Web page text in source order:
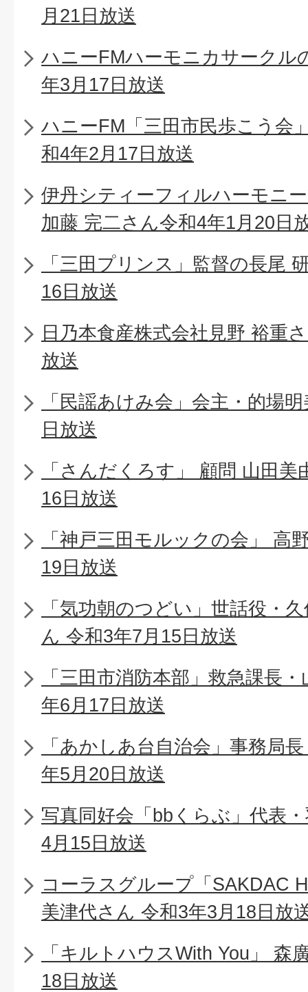
月21日放送
ハニーFMハーモニカサークル
年3月17日放送
ハニーFM「三田市民歩こう会
和4年2月17日放送
伊丹シティーフィルハーモニ
加藤 完二さん令和4年1月20日
「三田プリンス」監督の長尾
16日放送
日乃本食産株式会社見野 裕重
放送
「民謡あけみ会」会主・的場
日放送
「さんだくろす」 顧問 山田
16日放送
「神戸三田モルックの会」 高
19日放送
「気功朝のつどい」世話役・
ん 令和3年7月15日放送
「三田市消防本部」救急課長
年6月17日放送
「あかしあ台自治会」事務局
年5月20日放送
写真同好会「bbくらぶ」代表
4月15日放送
コーラスグループ「SAKDAC
美津代さん 令和3年3月18日放
「キルトハウスWith You」 森
18日放送